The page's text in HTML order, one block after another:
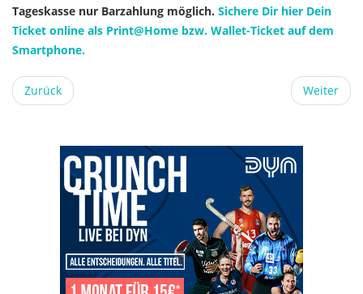
Tageskasse nur Barzahlung möglich. Sichere Dir hier Dein
Ticket online als Print@Home bzw. Wallet-Ticket auf dem
Smartphone.
Zurück Weiter